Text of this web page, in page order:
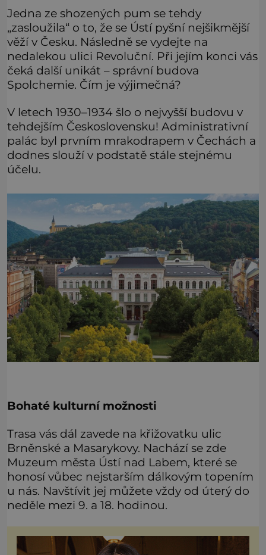
Jedna ze shozených pum se tehdy
„zasloužila“ o to, že se Ústí pyšní nejšikmější
věží v Česku. Následně se vydejte na
nedalekou ulici Revoluční. Při jejím konci vás
čeká další unikát – správní budova
Spolchemie. Čím je výjimečná?
V letech 1930–1934 šlo o nejvyšší budovu v
tehdejším Československu! Administrativní
palác byl prvním mrakodrapem v Čechách a
dodnes slouží v podstatě stále stejnému
účelu.
Bohaté kulturní možnosti
Trasa vás dál zavede na křižovatku ulic
Brněnské a Masarykovy. Nachází se zde
Muzeum města Ústí nad Labem, které se
honosí vůbec nejstarším dálkovým topením
u nás. Navštívit jej můžete vždy od úterý do
neděle mezi 9. a 18. hodinou.